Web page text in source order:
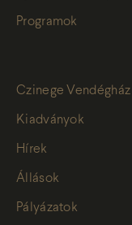
Programok
Czinege Vendégház
Kiadványok
Hírek
Állások
Pályázatok